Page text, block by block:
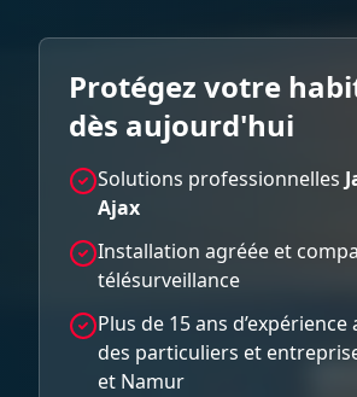
Protégez votre
dès aujourd'hui
Solutions professionnelles
Ajax
Installation agréée et
télésurveillance
Plus de 15 ans d’expérience
des particuliers et
et Namur